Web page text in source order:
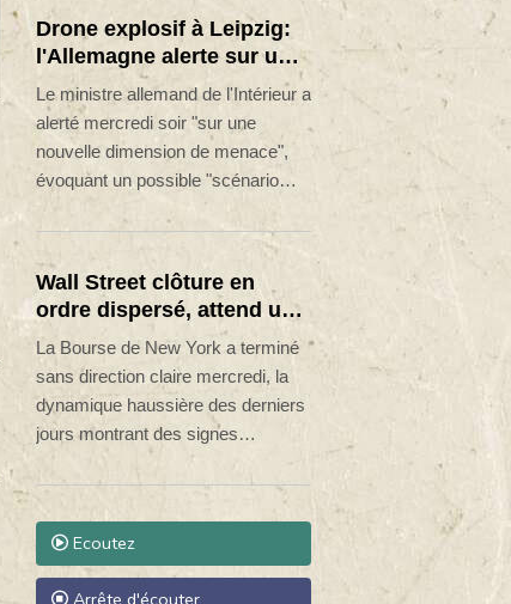
dynamique haussière des derniers
jours montre des signes
d'essoufflement.
Drone explosif à Leipzig:
l'Allemagne alerte sur une
"nouvelle dimension de
menace"
Le ministre allemand de l'Intérieur a
alerté mercredi soir "sur une
nouvelle dimension de menace",
évoquant un possible "scénario
d'attaque hybride" après la
découverte d'un drone explosif, à
l'aéroport de Leipzig, un hub
logistique clé pour l'Otan et
l'acheminement de matériel
militaire et civil vers l'Ukraine, que
Berlin soutient activement depuis le
début de l'invasion russe.
Wall Street clôture en
ordre dispersé, attend un
accord entre Washington
et Téhéran
La Bourse de New York a terminé
sans direction claire mercredi, la
dynamique haussière des derniers
jours montrant des signes
d'essoufflement alors que le
marché attend un accord entre
Washington et Téhéran pour rouvrir
le détroit d'Ormuz.
Ecoutez
Arrête d'écouter